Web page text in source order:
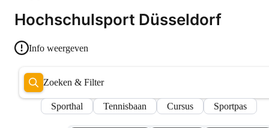
Hochschulsport Düsseldorf
Info weergeven
Zoeken & Filter
Sporthal Tennisbaan Cursus Sportpas